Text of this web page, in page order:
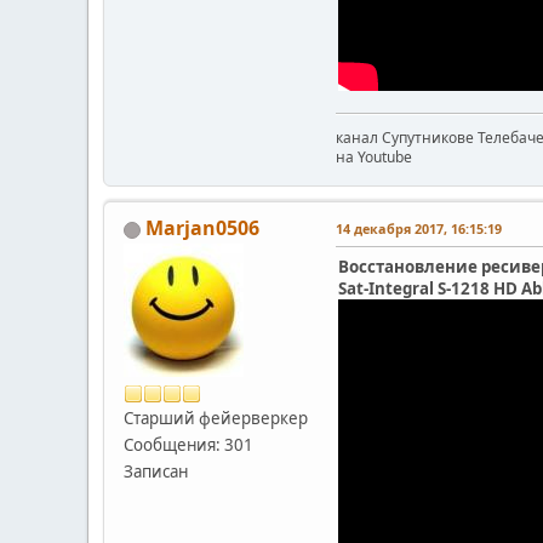
канал Супутникове
на Youtube
Marjan0506
Старший фейерверкер
Сообщения: 301
Записан
14 декабря 2017, 16:15:19
Восстановление
Sat-Integral S-1218 HD